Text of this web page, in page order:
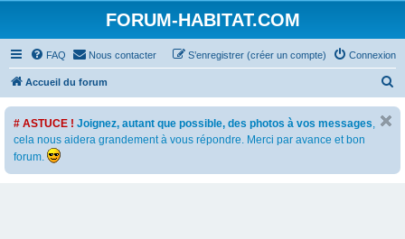
FORUM-HABITAT.COM
FAQ Nous contacter Connexion
S’enregistrer (créer un compte)
Accueil du forum
e
# ASTUCE ! Joignez, autant que possible, des photos à vos messages,
cela nous aidera grandement à vous répondre. Merci par avance et bon
forum.